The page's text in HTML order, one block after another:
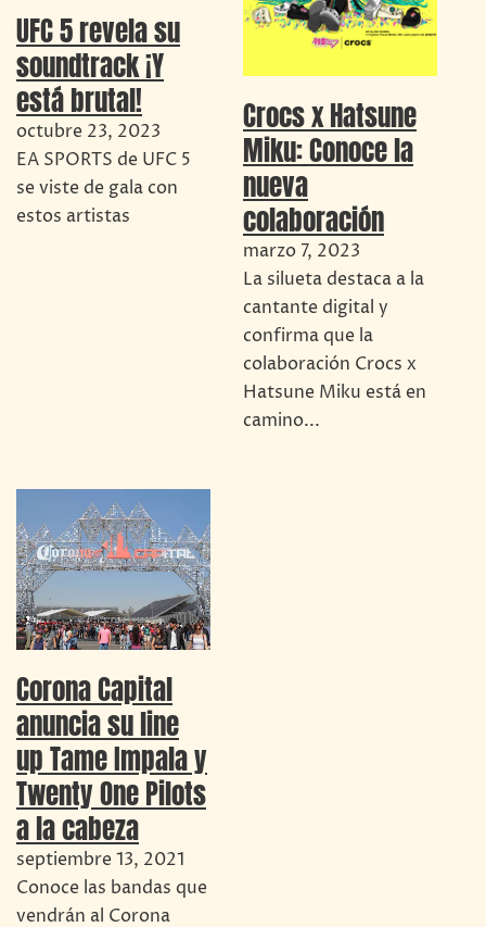
UFC 5 revela su
soundtrack ¡Y
está brutal!
octubre 23, 2023
EA SPORTS de UFC 5
se viste de gala con
estos artistas
Crocs x Hatsune
Miku: Conoce la
nueva
colaboración
marzo 7, 2023
La silueta destaca a la
cantante digital y
confirma que la
colaboración Crocs x
Hatsune Miku está en
camino...
Corona Capital
anuncia su line
up Tame Impala y
Twenty One Pilots
a la cabeza
septiembre 13, 2021
Conoce las bandas que
vendrán al Corona